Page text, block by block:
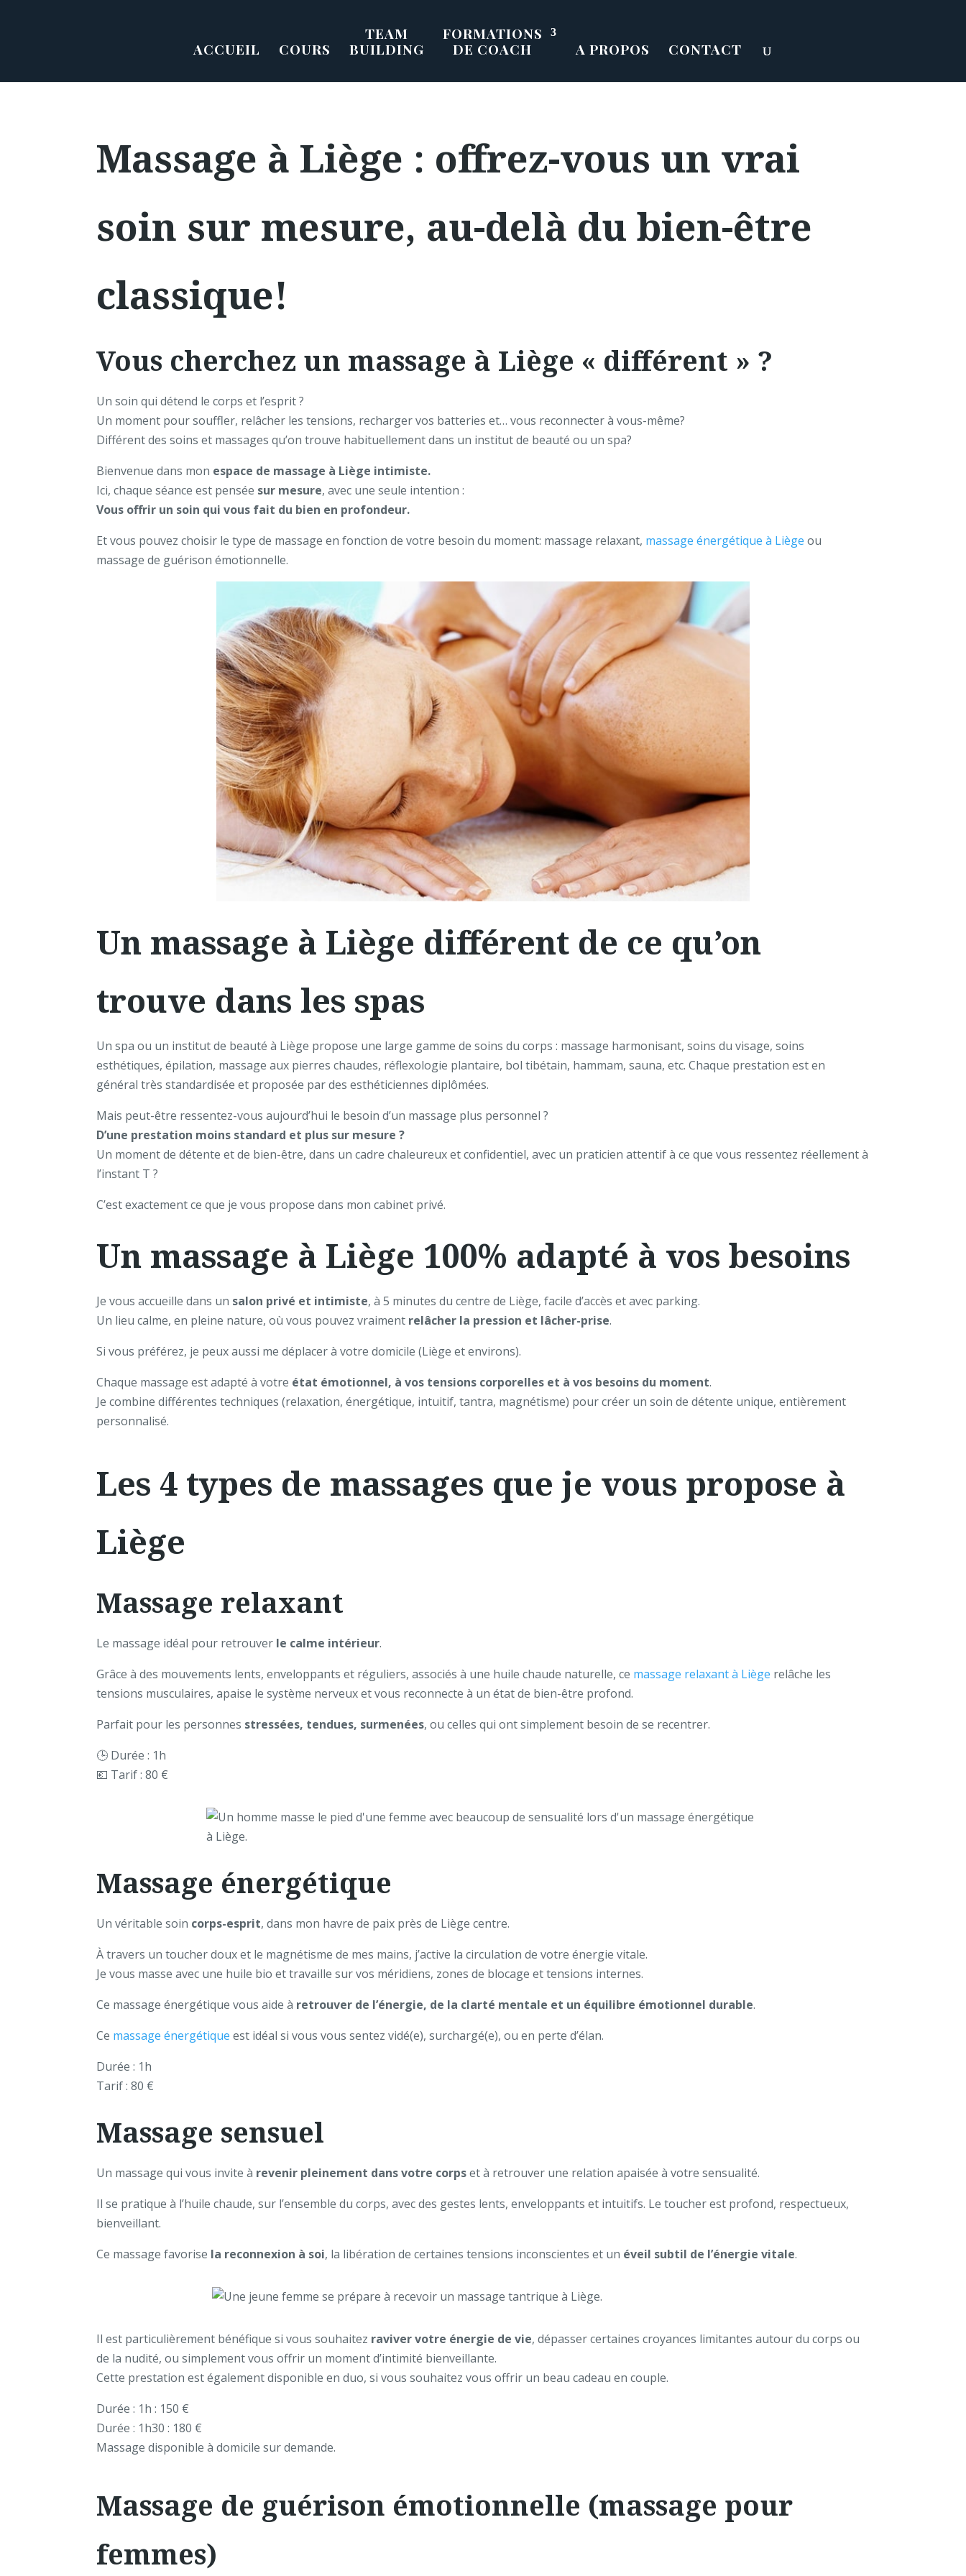
ACCUEIL COURS
TEAM
BUILDING
FORMATIONS
DE COACH
A PROPOS CONTACT
Massage à Liège : offrez-vous un vrai
soin sur mesure, au-delà du bien-être
classique!
Vous cherchez un massage à Liège « différent » ?
Un soin qui détend le corps et l’esprit ?
Un moment pour souffler, relâcher les tensions, recharger vos batteries et… vous reconnecter à vous-même?
Différent des soins et massages qu’on trouve habituellement dans un institut de beauté ou un spa?
Bienvenue dans mon espace de massage à Liège intimiste.
Ici, chaque séance est pensée sur mesure, avec une seule intention :
Vous offrir un soin qui vous fait du bien en profondeur.
Et vous pouvez choisir le type de massage en fonction de votre besoin du moment: massage relaxant, massage énergétique à Liège ou
massage de guérison émotionnelle.
Un massage à Liège différent de ce qu’on
trouve dans les spas
Un spa ou un institut de beauté à Liège propose une large gamme de soins du corps : massage harmonisant, soins du visage, soins
esthétiques, épilation, massage aux pierres chaudes, réflexologie plantaire, bol tibétain, hammam, sauna, etc. Chaque prestation est en
général très standardisée et proposée par des esthéticiennes diplômées.
Mais peut-être ressentez-vous aujourd’hui le besoin d’un massage plus personnel ?
D’une prestation moins standard et plus sur mesure ?
Un moment de détente et de bien-être, dans un cadre chaleureux et confidentiel, avec un praticien attentif à ce que vous ressentez réellement à
l’instant T ?
C’est exactement ce que je vous propose dans mon cabinet privé.
Un massage à Liège 100% adapté à vos besoins
Je vous accueille dans un salon privé et intimiste, à 5 minutes du centre de Liège, facile d’accès et avec parking.
Un lieu calme, en pleine nature, où vous pouvez vraiment relâcher la pression et lâcher-prise.
Si vous préférez, je peux aussi me déplacer à votre domicile (Liège et environs).
Chaque massage est adapté à votre état émotionnel, à vos tensions corporelles et à vos besoins du moment.
Je combine différentes techniques (relaxation, énergétique, intuitif, tantra, magnétisme) pour créer un soin de détente unique, entièrement
personnalisé.
Les 4 types de massages que je vous propose à
Liège
Massage relaxant
Le massage idéal pour retrouver le calme intérieur.
Grâce à des mouvements lents, enveloppants et réguliers, associés à une huile chaude naturelle, ce massage relaxant à Liège relâche les
tensions musculaires, apaise le système nerveux et vous reconnecte à un état de bien-être profond.
Parfait pour les personnes stressées, tendues, surmenées, ou celles qui ont simplement besoin de se recentrer.
🕒 Durée : 1h
💶 Tarif : 80 €
Massage énergétique
Un véritable soin corps-esprit, dans mon havre de paix près de Liège centre.
À travers un toucher doux et le magnétisme de mes mains, j’active la circulation de votre énergie vitale.
Je vous masse avec une huile bio et travaille sur vos méridiens, zones de blocage et tensions internes.
Ce massage énergétique vous aide à retrouver de l’énergie, de la clarté mentale et un équilibre émotionnel durable.
Ce massage énergétique est idéal si vous vous sentez vidé(e), surchargé(e), ou en perte d’élan.
Durée : 1h
Tarif : 80 €
Massage sensuel
Un massage qui vous invite à revenir pleinement dans votre corpset à retrouver une relation apaisée à votre sensualité.
Il se pratique à l’huile chaude, sur l’ensemble du corps, avec des gestes lents, enveloppants et intuitifs. Le toucher est profond, respectueux,
bienveillant.
Ce massage favorise la reconnexion à soi, la libération de certaines tensions inconscientes et un éveil subtil de l’énergie vitale.
Il est particulièrement bénéfique si vous souhaitez raviver votre énergie de vie, dépasser certaines croyances limitantes autour du corps ou
de la nudité, ou simplement vous offrir un moment d’intimité bienveillante.
Cette prestation est également disponible en duo, si vous souhaitez vous offrir un beau cadeau en couple.
Durée : 1h : 150 €
Durée : 1h30 : 180 €
Massage disponible à domicile sur demande.
Massage de guérison émotionnelle (massage pour
femmes)